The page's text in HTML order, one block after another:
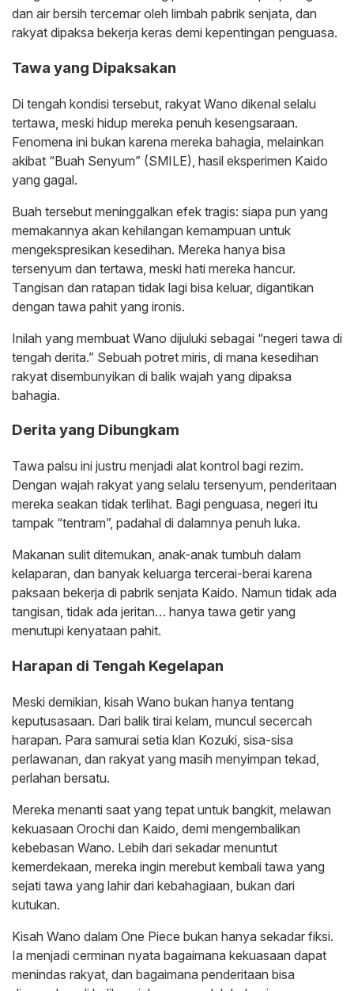
dan air bersih tercemar oleh limbah pabrik senjata, dan
rakyat dipaksa bekerja keras demi kepentingan penguasa.
‎Tawa yang Dipaksakan
‎Di tengah kondisi tersebut, rakyat Wano dikenal selalu
tertawa, meski hidup mereka penuh kesengsaraan.
Fenomena ini bukan karena mereka bahagia, melainkan
akibat “Buah Senyum” (SMILE) , hasil eksperimen Kaido
yang gagal.
‎Buah tersebut meninggalkan efek tragis: siapa pun yang
memakannya akan kehilangan kemampuan untuk
mengekspresikan kesedihan. Mereka hanya bisa
tersenyum dan tertawa, meski hati mereka hancur.
Tangisan dan ratapan tidak lagi bisa keluar, digantikan
dengan tawa pahit yang ironis.
‎Inilah yang membuat Wano dijuluki sebagai “negeri tawa di
tengah derita.” Sebuah potret miris, di mana kesedihan
rakyat disembunyikan di balik wajah yang dipaksa
bahagia.
‎Derita yang Dibungkam
‎Tawa palsu ini justru menjadi alat kontrol bagi rezim.
Dengan wajah rakyat yang selalu tersenyum, penderitaan
mereka seakan tidak terlihat. Bagi penguasa, negeri itu
tampak “tentram”, padahal di dalamnya penuh luka.
‎Makanan sulit ditemukan, anak-anak tumbuh dalam
kelaparan, dan banyak keluarga tercerai-berai karena
paksaan bekerja di pabrik senjata Kaido. Namun tidak ada
tangisan, tidak ada jeritan… hanya tawa getir yang
menutupi kenyataan pahit.
‎Harapan di Tengah Kegelapan
‎Meski demikian, kisah Wano bukan hanya tentang
keputusasaan. Dari balik tirai kelam, muncul secercah
harapan. Para samurai setia klan Kozuki, sisa-sisa
perlawanan, dan rakyat yang masih menyimpan tekad,
perlahan bersatu.
‎Mereka menanti saat yang tepat untuk bangkit, melawan
kekuasaan Orochi dan Kaido, demi mengembalikan
kebebasan Wano. Lebih dari sekadar menuntut
kemerdekaan, mereka ingin merebut kembali tawa yang
sejati tawa yang lahir dari kebahagiaan, bukan dari
kutukan.
‎Kisah Wano dalam One Piece bukan hanya sekadar fiksi.
Ia menjadi cerminan nyata bagaimana kekuasaan dapat
menindas rakyat, dan bagaimana penderitaan bisa